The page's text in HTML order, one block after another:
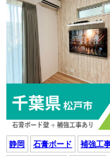
静岡 石膏ボード 補強工